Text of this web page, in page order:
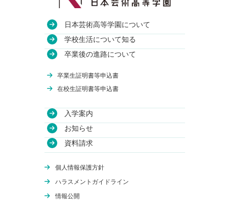
日本芸術高等学園について
教育方針
沿革
関連校
学校生活について知る
授業・校舎について
年間行事について
卒業後の進路について
卒業生証明書等申込書
在校生証明書等申込書
入学案内
学費について
WEB出願
体験授業
オンライン学校説明会
編入学について
お知らせ
資料請求
個人情報保護方針
ハラスメントガイドライン
情報公開